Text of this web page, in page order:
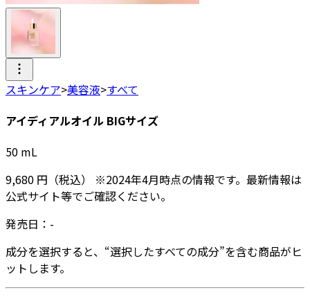
スキンケア>美容液>すべて
アイディアルオイル BIGサイズ
50 mL
9,680 円 （税込） ※2024年4月時点の情報です。最新情報は
公式サイト等でご確認ください。
発売日： -
成分を選択すると、“選択したすべての成分”を含む商品がヒ
ットします。